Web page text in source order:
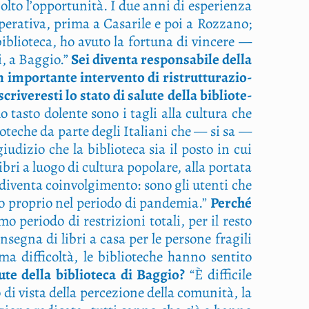
l’opportunità. I due anni di espe­rien­za
pri­ma a Casa­ri­le e poi a Roz­za­no;
ho avu­to la for­tu­na di vin­ce­re —
a Bag­gio.”Sei diven­ta respon­sa­bi­le del­la
impor­tan­te inter­ven­to di ristrut­tu­ra­zio­
lo sta­to di salu­te del­la biblio­te­
tasto dolen­te sono i tagli alla cul­tu­ra che
da par­te degli Ita­lia­ni che — si sa —
che la biblio­te­ca sia il posto in cui
a luo­go di cul­tu­ra popo­la­re, alla por­ta­ta
coin­vol­gi­men­to: sono gli uten­ti che
pro­prio nel perio­do di pan­de­mia.” Per­ché
perio­do di restri­zio­ni tota­li, per il resto
di libri a casa per le per­so­ne fra­gi­li
dif­fi­col­tà, le biblio­te­che han­no sen­ti­to
del­la biblio­te­ca di Bag­gio? “È dif­fi­ci­le
vista del­la per­ce­zio­ne del­la comu­ni­tà, la